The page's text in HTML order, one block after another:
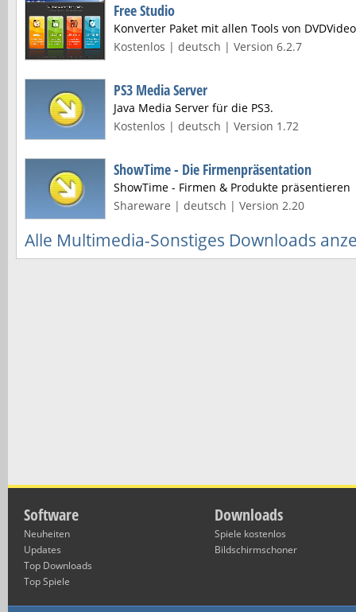
Free Studio
Konverter Paket mit allen Tools von
Kostenlos | deutsch | Version 6.2.7
PS3 Media Server
Java Media Server für die PS3.
Kostenlos | deutsch | Version 1.72
ShowTime - Die Firmenpräsentation
ShowTime - Firmen & Produkte präsentieren
Shareware | deutsch | Version 2.20
Alle Multimedia-Sonstiges Downloads
Software
Neuheiten
Updates
Top Downloads
Top Spiele
Downloads
Spiele kostenlos
Bildschirmschoner